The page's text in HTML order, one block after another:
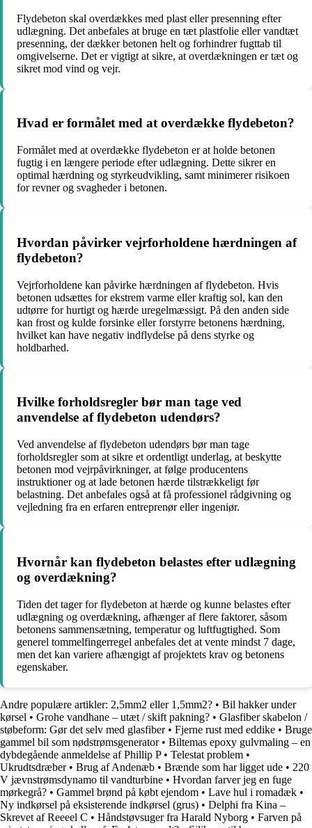
Flydebeton skal overdækkes med plast eller presenning efter
udlægning. Det anbefales at bruge en tæt plastfolie eller vandtæt
presenning, der dækker betonen helt og forhindrer fugttab til
omgivelserne. Det er vigtigt at sikre, at overdækningen er tæt og
sikret mod vind og vejr.
Hvad er formålet med at overdække flydebeton?
Formålet med at overdække flydebeton er at holde betonen
fugtig i en længere periode efter udlægning. Dette sikrer en
optimal hærdning og styrkeudvikling, samt minimerer risikoen
for revner og svagheder i betonen.
Hvordan påvirker vejrforholdene hærdningen af
flydebeton?
Vejrforholdene kan påvirke hærdningen af flydebeton. Hvis
betonen udsættes for ekstrem varme eller kraftig sol, kan den
udtørre for hurtigt og hærde uregelmæssigt. På den anden side
kan frost og kulde forsinke eller forstyrre betonens hærdning,
hvilket kan have negativ indflydelse på dens styrke og
holdbarhed.
Hvilke forholdsregler bør man tage ved
anvendelse af flydebeton udendørs?
Ved anvendelse af flydebeton udendørs bør man tage
forholdsregler som at sikre et ordentligt underlag, at beskytte
betonen mod vejrpåvirkninger, at følge producentens
instruktioner og at lade betonen hærde tilstrækkeligt før
belastning. Det anbefales også at få professionel rådgivning og
vejledning fra en erfaren entreprenør eller ingeniør.
Hvornår kan flydebeton belastes efter udlægning
og overdækning?
Tiden det tager for flydebeton at hærde og kunne belastes efter
udlægning og overdækning, afhænger af flere faktorer, såsom
betonens sammensætning, temperatur og luftfugtighed. Som
generel tommelfingerregel anbefales det at vente mindst 7 dage,
men det kan variere afhængigt af projektets krav og betonens
egenskaber.
Andre populære artikler: 2,5mm2 eller 1,5mm2? • Bil hakker under
kørsel • Grohe vandhane – utæt / skift pakning? • Glasfiber skabelon /
støbeform: Gør det selv med glasfiber• Fjerne rust med eddike • Bruge
gammel bil som nødstrømsgenerator• Biltemas epoxy gulvmaling – en
dybdegående anmeldelse af Phillip P• Telestat problem •
Ukrudtsdræber• Brug af Andenæb • Brænde som har ligget ude • 220
V jævnstrømsdynamo til vandturbine • Hvordan farver jeg en fuge
mørkegrå? • Gammel brønd på købt ejendom • Lave hul i romadæk •
Ny indkørsel på eksisterende indkørsel (grus) • Delphi fra Kina –
Skrevet af Reeeel C • Håndstøvsuger fra Harald Nyborg • Farven på